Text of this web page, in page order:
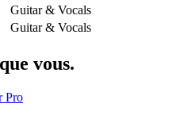
Guitar & Vocals
Guitar & Vocals
vous.
Pro